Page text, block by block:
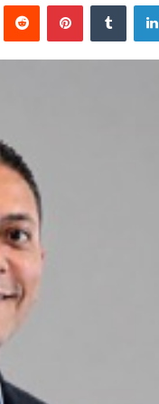
إلكترونيا
لينكدإن بينتيريست